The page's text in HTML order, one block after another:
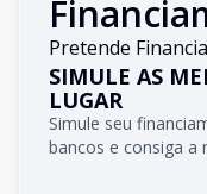
Pretende
SIMULE AS
LUGAR
Simule seu
bancos e consiga a